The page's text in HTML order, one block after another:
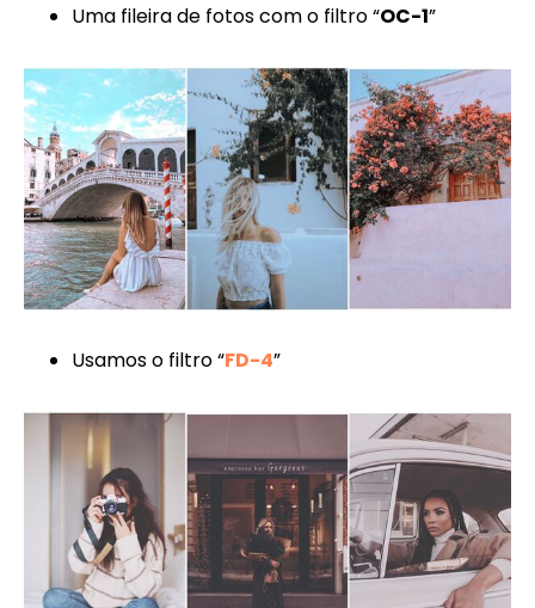
Uma fileira de fotos com o filtro “OC-1”
Usamos o filtro “FD-4”